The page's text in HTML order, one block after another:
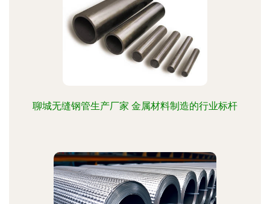
聊城无缝钢管生产厂家 金属材料制造的行业标杆